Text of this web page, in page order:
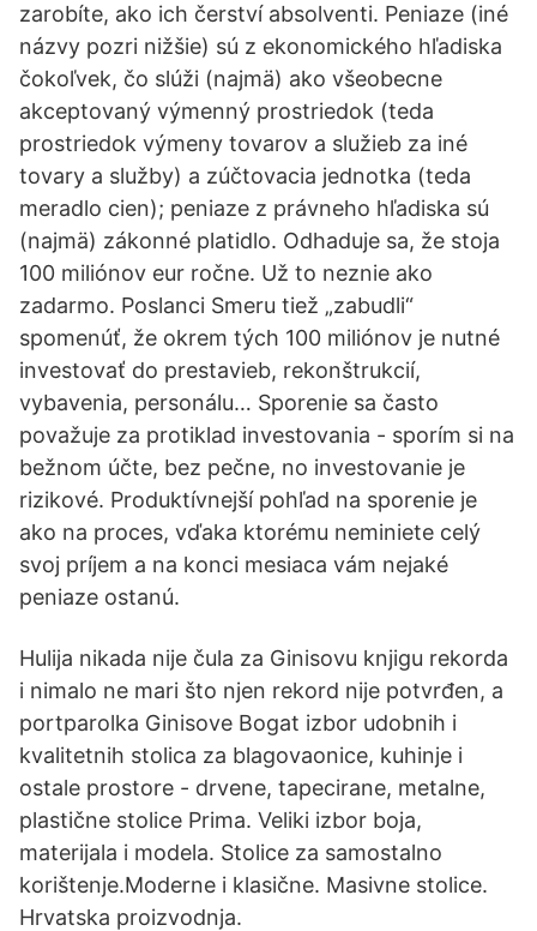
zarobíte, ako ich čerství absolventi. Peniaze (iné
názvy pozri nižšie) sú z ekonomického hľadiska
čokoľvek, čo slúži (najmä) ako všeobecne
akceptovaný výmenný prostriedok (teda
prostriedok výmeny tovarov a služieb za iné
tovary a služby) a zúčtovacia jednotka (teda
meradlo cien); peniaze z právneho hľadiska sú
(najmä) zákonné platidlo. Odhaduje sa, že stoja
100 miliónov eur ročne. Už to neznie ako
zadarmo. Poslanci Smeru tiež „zabudli“
spomenúť, že okrem tých 100 miliónov je nutné
investovať do prestavieb, rekonštrukcií,
vybavenia, personálu… Sporenie sa často
považuje za protiklad investovania - sporím si na
bežnom účte, bez pečne, no investovanie je
rizikové. Produktívnejší pohľad na sporenie je
ako na proces, vďaka ktorému neminiete celý
svoj príjem a na konci mesiaca vám nejaké
peniaze ostanú.
Hulija nikada nije čula za Ginisovu knjigu rekorda
i nimalo ne mari što njen rekord nije potvrđen, a
portparolka Ginisove Bogat izbor udobnih i
kvalitetnih stolica za blagovaonice, kuhinje i
ostale prostore - drvene, tapecirane, metalne,
plastične stolice Prima. Veliki izbor boja,
materijala i modela. Stolice za samostalno
korištenje.Moderne i klasične. Masivne stolice.
Hrvatska proizvodnja.